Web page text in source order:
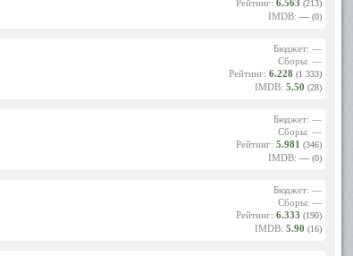
Рейтинг: 6.563 (213)
IMDB: — (0)
Бюджет: —
Сборы: —
Рейтинг: 6.228 (1 333)
IMDB: 5.50 (28)
Бюджет: —
Сборы: —
Рейтинг: 5.981 (346)
IMDB: — (0)
Бюджет: —
Сборы: —
Рейтинг: 6.333 (190)
IMDB: 5.90 (16)